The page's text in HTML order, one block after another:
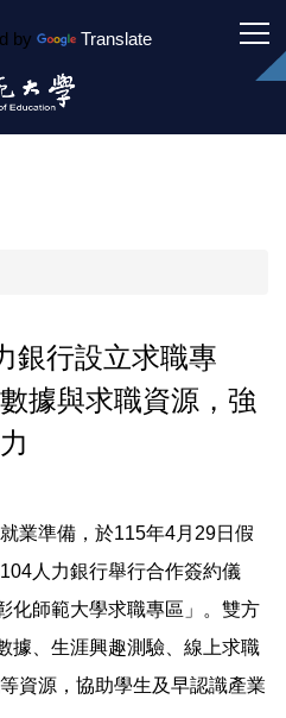
by Translate
銀行設立求職專
據與求職資源，強
業準備，於115年4月29日假
人力銀行舉行合作簽約儀
化師範大學求職專區」。雙方
據、生涯興趣測驗、線上求職
資源，協助學生及早認識產業